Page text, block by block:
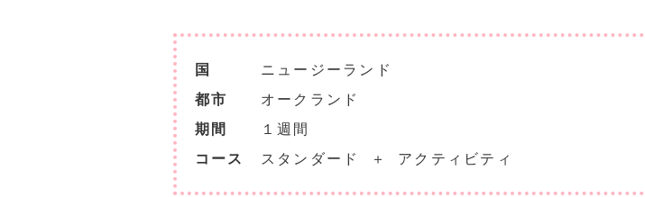
国
ニュージーランド
都市
オークランド
期間
１週間
コース
スタンダード ＋ アクティビティ